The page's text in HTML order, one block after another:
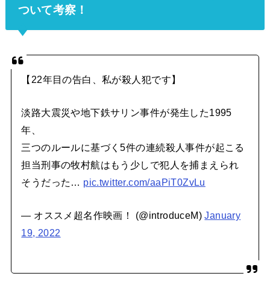
ついて考察！
【22年目の告白、私が殺人犯です】
淡路大震災や地下鉄サリン事件が発生した1995
年、
三つのルールに基づく5件の連続殺人事件が起こる
担当刑事の牧村航はもう少しで犯人を捕まえられ
そうだった… pic.twitter.com/aaPiT0ZvLu
— オススメ超名作映画！ (@introduceM)January
19, 2022